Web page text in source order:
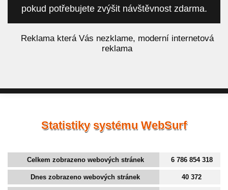
pokud potřebujete zvýšit návštěvnost zdarma.
Reklama která Vás nezklame, moderní internetová
reklama
Statistiky systému WebSurf
Celkem zobrazeno webových stránek 6 786 854 318
Dnes zobrazeno webových stránek 40 372